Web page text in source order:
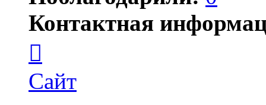
Контактная
пользователя
Alkor
Сайт